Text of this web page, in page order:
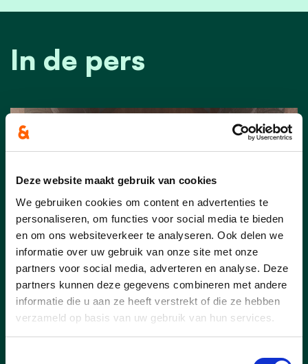
Deze website maakt gebruik van cookies
We gebruiken cookies om content en advertenties te
personaliseren, om functies voor social media te bieden
en om ons websiteverkeer te analyseren. Ook delen we
informatie over uw gebruik van onze site met onze
partners voor social media, adverteren en analyse. Deze
partners kunnen deze gegevens combineren met andere
informatie die u aan ze heeft verstrekt of die ze hebben
verzameld op basis van uw gebruik van hun services.
In de pers
Kerk Galmaarden
19/04/24
Start van de restauratiewerken van de